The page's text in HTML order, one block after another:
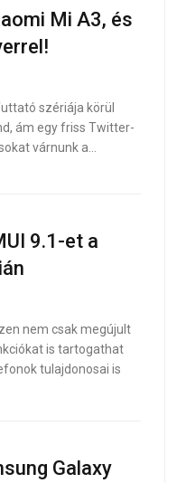
Mi A3, és
szériája körül
ám egy friss Twitter-
várnunk a…
9.1-et a
nem csak megújult
is tartogathat
tulajdonosai is
Galaxy